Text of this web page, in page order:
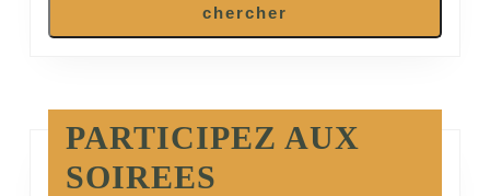
chercher
PARTICIPEZ AUX
SOIREES